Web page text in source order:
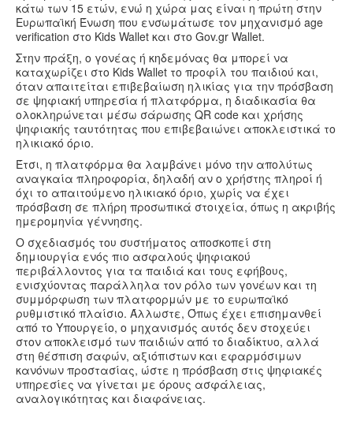
κάτω των 15 ετών, ενώ η χώρα μας είναι η πρώτη στην
Ευρωπαϊκή Ένωση που ενσωμάτωσε τον μηχανισμό age
verification στο Kids Wallet και στο Gov.gr Wallet.
Στην πράξη, ο γονέας ή κηδεμόνας θα μπορεί να
καταχωρίζει στο Kids Wallet το προφίλ του παιδιού και,
όταν απαιτείται επιβεβαίωση ηλικίας για την πρόσβαση
σε ψηφιακή υπηρεσία ή πλατφόρμα, η διαδικασία θα
ολοκληρώνεται μέσω σάρωσης QR code και χρήσης
ψηφιακής ταυτότητας που επιβεβαιώνει αποκλειστικά το
ηλικιακό όριο.
Έτσι, η πλατφόρμα θα λαμβάνει μόνο την απολύτως
αναγκαία πληροφορία, δηλαδή αν ο χρήστης πληροί ή
όχι το απαιτούμενο ηλικιακό όριο, χωρίς να έχει
πρόσβαση σε πλήρη προσωπικά στοιχεία, όπως η ακριβής
ημερομηνία γέννησης.
Ο σχεδιασμός του συστήματος αποσκοπεί στη
δημιουργία ενός πιο ασφαλούς ψηφιακού
περιβάλλοντος για τα παιδιά και τους εφήβους,
ενισχύοντας παράλληλα τον ρόλο των γονέων και τη
συμμόρφωση των πλατφορμών με το ευρωπαϊκό
ρυθμιστικό πλαίσιο. Άλλωστε, Όπως έχει επισημανθεί
από το Υπουργείο, ο μηχανισμός αυτός δεν στοχεύει
στον αποκλεισμό των παιδιών από το διαδίκτυο, αλλά
στη θέσπιση σαφών, αξιόπιστων και εφαρμόσιμων
κανόνων προστασίας, ώστε η πρόσβαση στις ψηφιακές
υπηρεσίες να γίνεται με όρους ασφάλειας,
αναλογικότητας και διαφάνειας.